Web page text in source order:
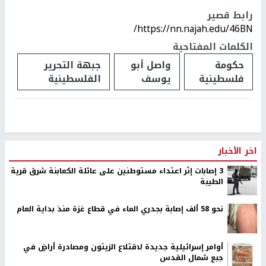
رابط قصير
https://nn.najah.edu/46BN/
الكلمات المفتاحية
حكومة
فلسطينية
واصل أبو
يوسف
جبهة التحرير
الفلسطينية
اخر الأخبار
‏3 إصابات إثر اعتداء مستوطنين على عائلة الكعابنة شرق قرية
الطيبة
نحو 58 ألف إصابة بجدري الماء في قطاع غزة منذ بداية العام
أوامر إسرائيلية جديدة لاقتلاع الزيتون ومصادرة أراضٍ في
جبع شمال القدس